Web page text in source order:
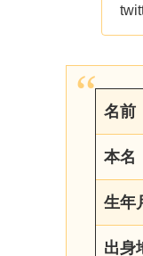
名前
本名
生年
出身